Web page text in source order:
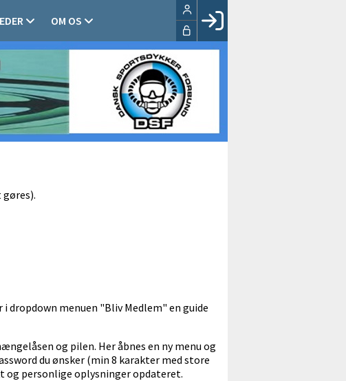
OM OS
LOG IND
dropdown menuen "Bliv Medlem" en guide
og pilen. Her åbnes en ny menu og
du ønsker (min 8 karakter med store
personlige oplysninger opdateret.